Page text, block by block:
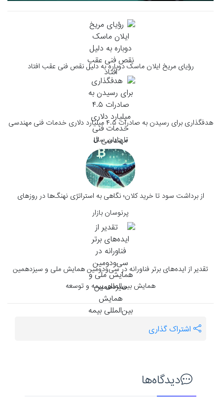
رؤیای مریخ ایلان ماسک دوباره به دلیل نقص فنی عقب افتاد
هدفگذاری برای رسیدن به صادرات ۴.۵ میلیارد دلاری خدمات فنی مهندسی
تا پایان سال
از برداشت سود تا خرید کلان؛ نگاهی به استراتژی‌ نهنگ‌ها در روزهای
پرنوسان بازار
تقدیر از ایده‌های برتر فناورانه در سی‌و‌دومین همایش ملی و سیزدهمین
همایش بین‌المللی بیمه و توسعه
اشتراک گذاری
دیدگاه‌ها